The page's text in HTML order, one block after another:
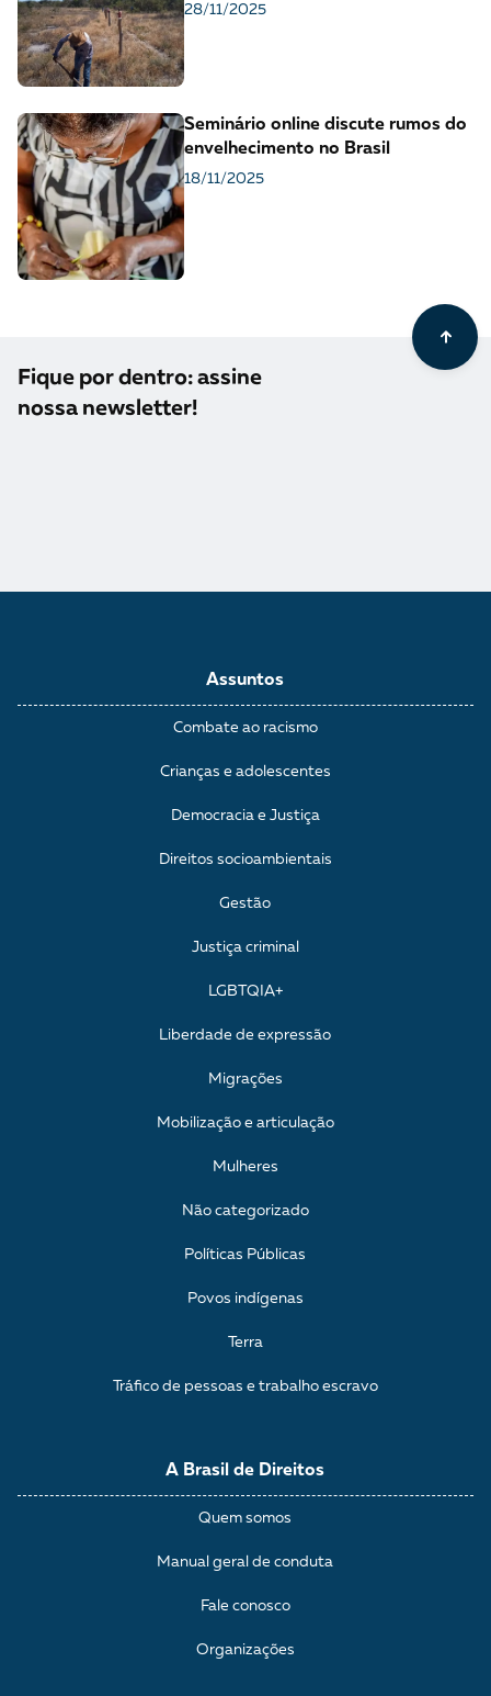
28/11/2025
Seminário online discute rumos do
envelhecimento no Brasil
18/11/2025
Fique por dentro: assine
nossa newsletter!
A Brasil de Direitos
Quem somos
Manual geral de conduta
Fale conosco
Organizações
Assuntos
Combate ao racismo
Crianças e adolescentes
Democracia e Justiça
Direitos socioambientais
Gestão
Justiça criminal
LGBTQIA+
Liberdade de expressão
Migrações
Mobilização e articulação
Mulheres
Não categorizado
Políticas Públicas
Povos indígenas
Terra
Tráfico de pessoas e trabalho escravo